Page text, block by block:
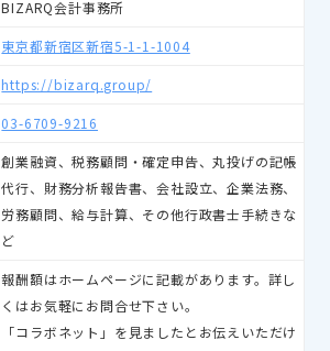
BIZARQ会計事務所
東京都新宿区新宿5-1-1-1004
https://bizarq.group/
03-6709-9216
創業融資、税務顧問・確定申告、丸投げの記帳
代行、財務分析報告書、会社設立、企業法務、
労務顧問、給与計算、その他行政書士手続きな
ど
報酬額はホームページに記載があります。詳し
くはお気軽にお問合せ下さい。
「コラボネット」を見ましたとお伝えいただけ